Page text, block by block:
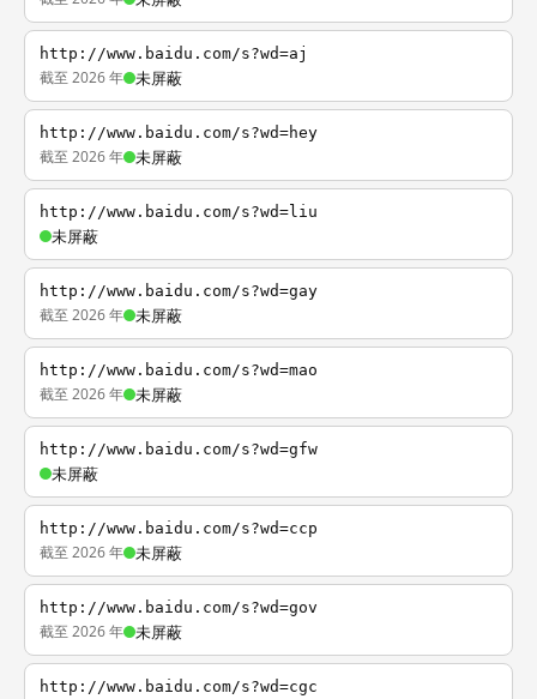
http://www.baidu.com/s?wd=aj
截至 2026 年 未屏蔽
http://www.baidu.com/s?wd=hey
截至 2026 年 未屏蔽
http://www.baidu.com/s?wd=liu
未屏蔽
http://www.baidu.com/s?wd=gay
截至 2026 年 未屏蔽
http://www.baidu.com/s?wd=mao
截至 2026 年 未屏蔽
http://www.baidu.com/s?wd=gfw
未屏蔽
http://www.baidu.com/s?wd=ccp
截至 2026 年 未屏蔽
http://www.baidu.com/s?wd=gov
截至 2026 年 未屏蔽
http://www.baidu.com/s?wd=cgc